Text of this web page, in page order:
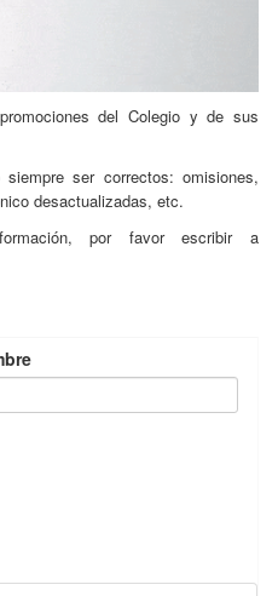
del Colegio y de sus
ser correctos: omisiones,
desactualizadas, etc.
por favor escribir a